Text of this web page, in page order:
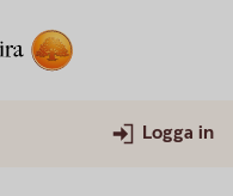
Logga in